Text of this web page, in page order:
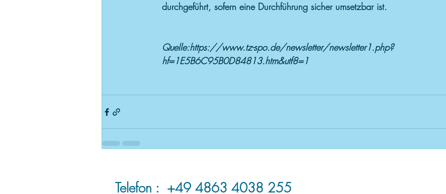
durchgeführt, sofern eine Durchführung sicher umsetzbar ist.
Quelle:https://www.tz-spo.de/newsletter/newsletter1.php?
hf=1E5B6C95B0D84813.htm&utf8=1
Telefon : ​ +49 4863 4038 255